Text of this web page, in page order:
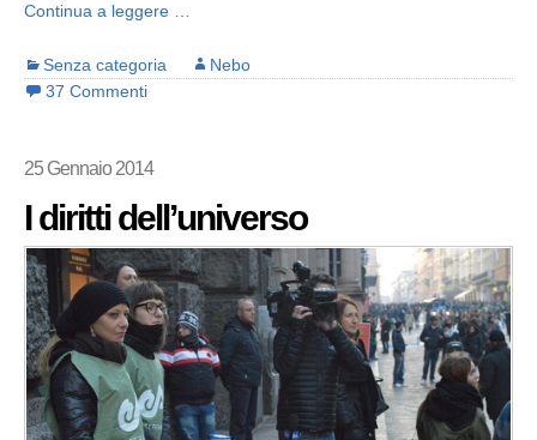
Continua a leggere …
Senza categoria
Nebo
37 Commenti
25 Gennaio 2014
I diritti dell’universo